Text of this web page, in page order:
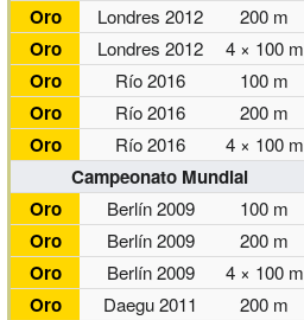
Oro Londres 2012 200 m
Oro Londres 2012 4 × 100 m
Oro Río 2016 100 m
Oro Río 2016 200 m
Oro Río 2016 4 × 100 m
Campeonato Mundial
Oro
Berlín 2009 100 m
Oro Berlín 2009 200 m
Oro Berlín 2009 4 × 100 m
Oro Daegu 2011 200 m